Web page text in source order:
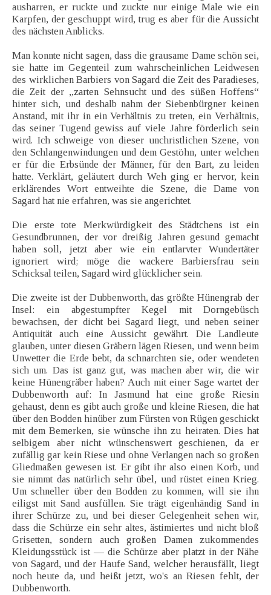
ausharren, er ruckte und zuckte nur einige Male wie ein
Karpfen, der geschuppt wird, trug es aber für die Aussicht
des nächsten Anblicks.
Man konnte nicht sagen, dass die grausame Dame schön sei,
sie hatte im Gegenteil zum wahrscheinlichen Leidwesen
des wirklichen Barbiers von Sagard die Zeit des Paradieses,
die Zeit der „zarten Sehnsucht und des süßen Hoffens“
hinter sich, und deshalb nahm der Siebenbürgner keinen
Anstand, mit ihr in ein Verhältnis zu treten, ein Verhältnis,
das seiner Tugend gewiss auf viele Jahre förderlich sein
wird. Ich schweige von dieser unchristlichen Szene, von
den Schlangenwindungen und dem Gestöhn, unter welchen
er für die Erbsünde der Männer, für den Bart, zu leiden
hatte. Verklärt, geläutert durch Weh ging er hervor, kein
erklärendes Wort entweihte die Szene, die Dame von
Sagard hat nie erfahren, was sie angerichtet.
Die erste tote Merkwürdigkeit des Städtchens ist ein
Gesundbrunnen, der vor dreißig Jahren gesund gemacht
haben soll, jetzt aber wie ein entlarvter Wundertäter
ignoriert wird; möge die wackere Barbiersfrau sein
Schicksal teilen, Sagard wird glücklicher sein.
Die zweite ist der Dubbenworth, das größte Hünengrab der
Insel: ein abgestumpfter Kegel mit Dorngebüsch
bewachsen, der dicht bei Sagard liegt, und neben seiner
Antiquität auch eine Aussicht gewährt. Die Landleute
glauben, unter diesen Gräbern lägen Riesen, und wenn beim
Unwetter die Erde bebt, da schnarchten sie, oder wendeten
sich um. Das ist ganz gut, was machen aber wir, die wir
keine Hünengräber haben? Auch mit einer Sage wartet der
Dubbenworth auf: In Jasmund hat eine große Riesin
gehaust, denn es gibt auch große und kleine Riesen, die hat
über den Bodden hinüber zum Fürsten von Rügen geschickt
mit dem Bemerken, sie wünsche ihn zu heiraten. Dies hat
selbigem aber nicht wünschenswert geschienen, da er
zufällig gar kein Riese und ohne Verlangen nach so großen
Gliedmaßen gewesen ist. Er gibt ihr also einen Korb, und
sie nimmt das natürlich sehr übel, und rüstet einen Krieg.
Um schneller über den Bodden zu kommen, will sie ihn
eiligst mit Sand ausfüllen. Sie trägt eigenhändig Sand in
ihrer Schürze zu, und bei dieser Gelegenheit sehen wir,
dass die Schürze ein sehr altes, ästimiertes und nicht bloß
Grisetten, sondern auch großen Damen zukommendes
Kleidungsstück ist — die Schürze aber platzt in der Nähe
von Sagard, und der Haufe Sand, welcher herausfällt, liegt
noch heute da, und heißt jetzt, wo's an Riesen fehlt, der
Dubbenworth.